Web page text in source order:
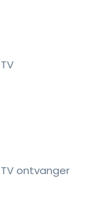
TV
TV ontvanger